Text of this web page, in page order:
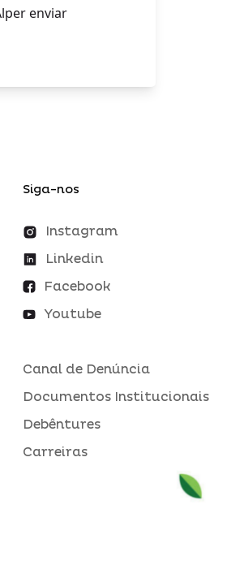
enviar
Siga-nos
Instagram
Linkedin
Facebook
Youtube
Canal de Denúncia
Documentos Institucionais
Debêntures
Carreiras